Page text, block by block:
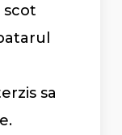
scot
sa